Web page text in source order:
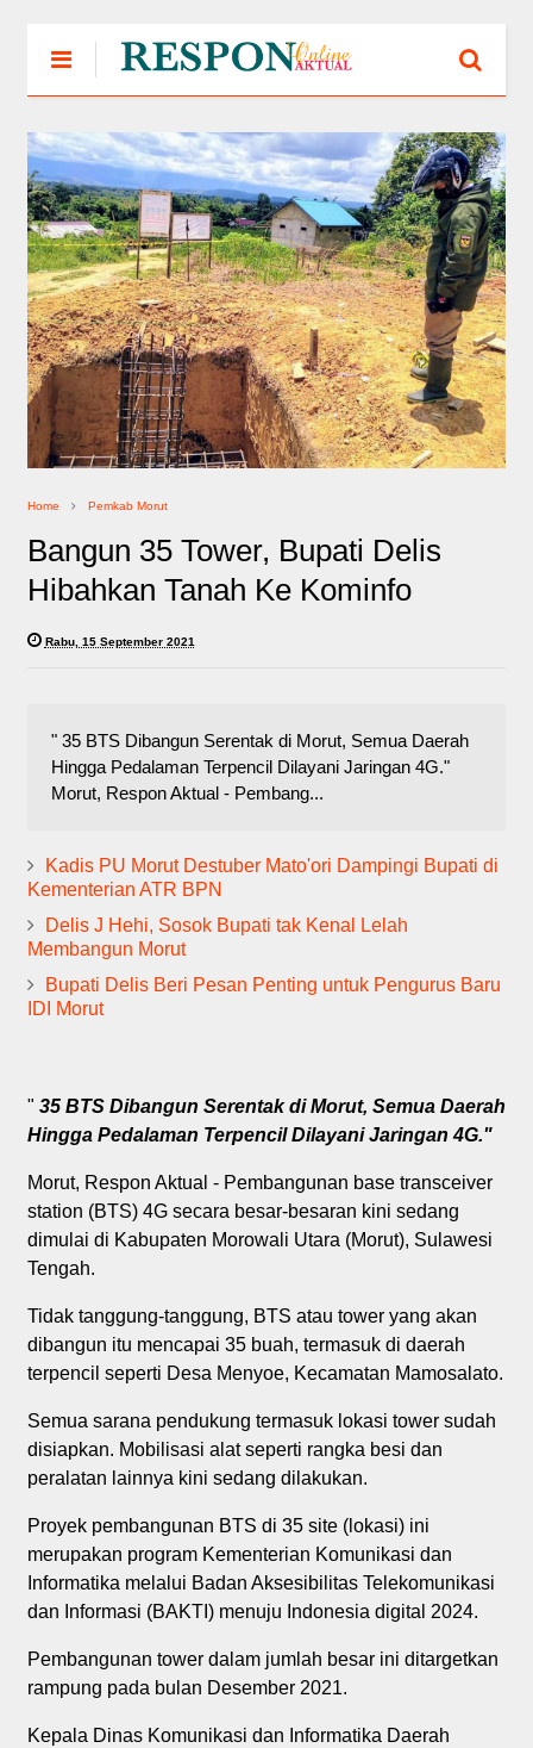
Home Pemkab Morut
Bangun 35 Tower, Bupati Delis
Hibahkan Tanah Ke Kominfo
Rabu, 15 September 2021
" 35 BTS Dibangun Serentak di Morut, Semua Daerah
Hingga Pedalaman Terpencil Dilayani Jaringan 4G."
Morut, Respon Aktual - Pembang...
Kadis PU Morut Destuber Mato'ori Dampingi Bupati di
Kementerian ATR BPN
Delis J Hehi, Sosok Bupati tak Kenal Lelah
Membangun Morut
Bupati Delis Beri Pesan Penting untuk Pengurus Baru
IDI Morut
" 35 BTS Dibangun Serentak di Morut, Semua Daerah
Hingga Pedalaman Terpencil Dilayani Jaringan 4G."
Morut, Respon Aktual - Pembangunan base transceiver
station (BTS) 4G secara besar-besaran kini sedang
dimulai di Kabupaten Morowali Utara (Morut), Sulawesi
Tengah.
Tidak tanggung-tanggung, BTS atau tower yang akan
dibangun itu mencapai 35 buah, termasuk di daerah
terpencil seperti Desa Menyoe, Kecamatan Mamosalato.
Semua sarana pendukung termasuk lokasi tower sudah
disiapkan. Mobilisasi alat seperti rangka besi dan
peralatan lainnya kini sedang dilakukan.
Proyek pembangunan BTS di 35 site (lokasi) ini
merupakan program Kementerian Komunikasi dan
Informatika melalui Badan Aksesibilitas Telekomunikasi
dan Informasi (BAKTI) menuju Indonesia digital 2024.
Pembangunan tower dalam jumlah besar ini ditargetkan
rampung pada bulan Desember 2021.
Kepala Dinas Komunikasi dan Informatika Daerah